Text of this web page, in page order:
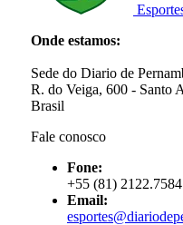
Onde estamos:
Sede do Diario de
R. do Veiga, 600 - Santo
Brasil
Fale conosco
Fone:
+55 (81) 2122.7584
Email: